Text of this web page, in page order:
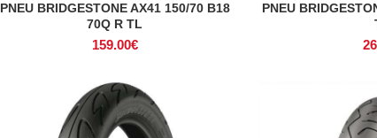
ADICIONAR
PNEU BRIDGESTONE AX41 150/70 B18
70Q R TL
159.00€
PNEU